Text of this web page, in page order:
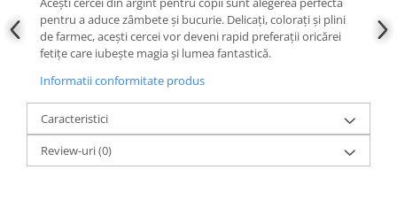
pentru a aduce zâmbete și bucurie. Delicați, colorați și plini
de farmec, acești cercei vor deveni rapid preferații oricărei
fetițe care iubește magia și lumea fantastică.
Informatii conformitate produs
Caracteristici
Review-uri(0)